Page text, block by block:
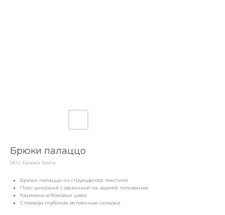
Брюки палаццо
SKU: Брюки Sasha
Брюки палаццо из струящегося текстиля
Пояс широкий с резинкой на задней половинке
Карманы в боковых швах
Спереди глубокие встречные складки